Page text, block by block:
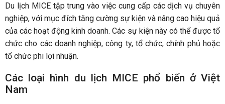
Du lịch MICE tập trung vào việc cung cấp các dịch vụ chuyên
nghiệp, với mục đích tăng cường sự kiện và nâng cao hiệu quả
của các hoạt động kinh doanh. Các sự kiện này có thể được tổ
chức cho các doanh nghiệp, công ty, tổ chức, chính phủ hoặc
tổ chức phi lợi nhuận.
Các loại hình du lịch MICE phổ biến ở Việt
Nam